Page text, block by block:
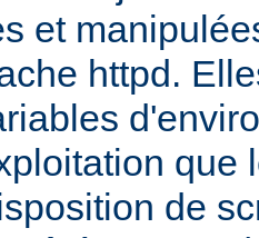
et
httpd.
que
de